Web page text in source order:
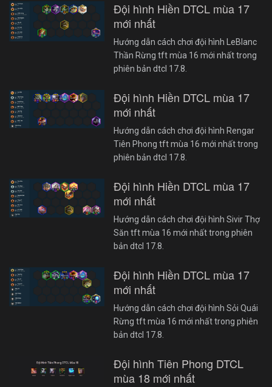
Đội hình Hiền DTCL mùa 17
mới nhất
Hướng dẫn cách chơi đội hình LeBlanc
Thần Rừng tft mùa 16 mới nhất trong
phiên bản dtcl 17.8.
Đội hình Hiền DTCL mùa 17
mới nhất
Hướng dẫn cách chơi đội hình Rengar
Tiên Phong tft mùa 16 mới nhất trong
phiên bản dtcl 17.8.
Đội hình Hiền DTCL mùa 17
mới nhất
Hướng dẫn cách chơi đội hình Sivir Thợ
Săn tft mùa 16 mới nhất trong phiên
bản dtcl 17.8.
Đội hình Hiền DTCL mùa 17
mới nhất
Hướng dẫn cách chơi đội hình Sỏi Quái
Rừng tft mùa 16 mới nhất trong phiên
bản dtcl 17.8.
Đội hình Tiên Phong DTCL
mùa 18 mới nhất